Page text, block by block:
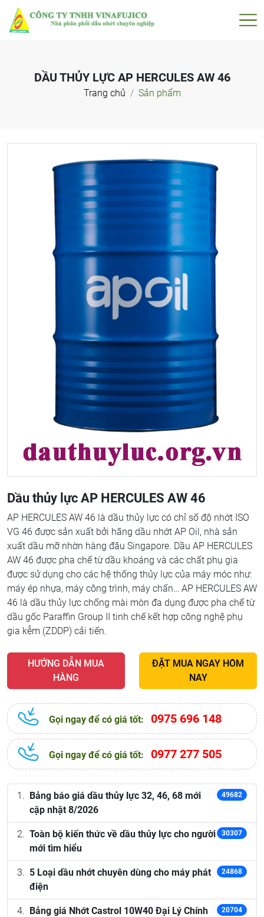
DẦU THỦY LỰC AP HERCULES AW 46
Trang chủ Sản phẩm
Dầu thủy lực AP HERCULES AW 46
AP HERCULES AW 46 là dầu thủy lực có chỉ số độ nhớt ISO
VG 46 được sản xuất bởi hãng dầu nhớt AP Oil, nhà sản
xuất dầu mỡ nhờn hàng đâu Singapore. Dầu AP HERCULES
AW 46 được pha chế từ dầu khoáng và các chất phụ gia
được sử dụng cho các hệ thống thủy lực của máy móc như:
máy ép nhựa, máy công trình, máy chấn… AP HERCULES AW
46 là dầu thủy lực chống mài mòn đa dụng được pha chế từ
dầu gốc Paraffin Group II tinh chế kết hợp công nghệ phụ
gia kễm (ZDDP) cải tiến.
HƯỚNG DẪN MUA
HÀNG
ĐẶT MUA NGAY HÔM
NAY
Gọi ngay để có giá tốt: 0975 696 148
Gọi ngay để có giá tốt: 0977 277 505
Bảng báo giá dầu thủy lực 32, 46, 68 mới
cập nhật 8/2026
49682
Toàn bộ kiến thức về dầu thủy lực cho người
mới tìm hiểu
30307
5 Loại dầu nhớt chuyên dùng cho máy phát
điện
24868
Bảng giá Nhớt Castrol 10W40 Đại Lý Chính
20704